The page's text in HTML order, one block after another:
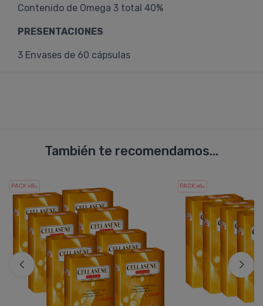
Contenido de Omega 3 total 40%
PRESENTACIONES
3 Envases de 60 cápsulas
También te recomendamos...
PACK x8u. PACK x6u.